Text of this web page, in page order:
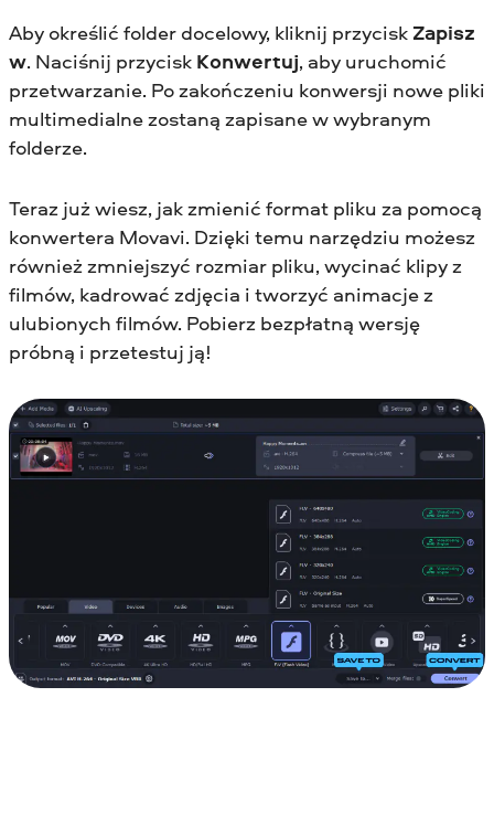
Aby określić folder docelowy, kliknij przycisk Zapisz
w. Naciśnij przycisk Konwertuj, aby uruchomić
przetwarzanie. Po zakończeniu konwersji nowe pliki
multimedialne zostaną zapisane w wybranym
folderze.
Teraz już wiesz, jak zmienić format pliku za pomocą
konwertera Movavi. Dzięki temu narzędziu możesz
również zmniejszyć rozmiar pliku, wycinać klipy z
filmów, kadrować zdjęcia i tworzyć animacje z
ulubionych filmów. Pobierz bezpłatną wersję
próbną i przetestuj ją!